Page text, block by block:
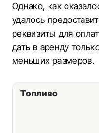
Однако, как
удалось
реквизиты для
дать в аренду
меньших размеров.
Топливо